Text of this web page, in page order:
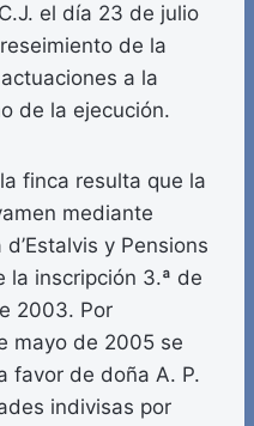
el día 23 de julio
de la
a la
de la ejecución.
finca resulta que la
mediante
y Pensions
la inscripción 3.ª de
2003. Por
mayo de 2005 se
favor de doña A. P.
indivisas por